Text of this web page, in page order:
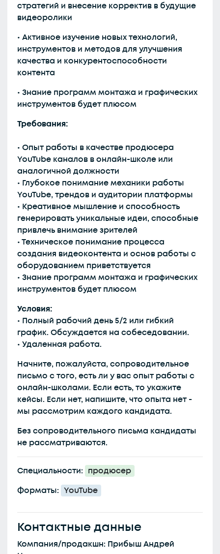
стратегий и внесение корректив в будущие
видеоролики
• Активное изучение новых технологий,
инструментов и методов для улучшения
качества и конкурентоспособности
контента
• Знание программ монтажа и графических
инструментов будет плюсом
Требования:
• Опыт работы в качестве продюсера
YouTube каналов в онлайн-школе или
аналогичной должности
• Глубокое понимание механики работы
YouTube, трендов и аудитории платформы
• Креативное мышление и способность
генерировать уникальные идеи, способные
привлечь внимание зрителей
• Техническое понимание процесса
создания видеоконтента и основ работы с
оборудованием приветствуется
• Знание программ монтажа и графических
инструментов будет плюсом
Условия:
• Полный рабочий день 5/2 или гибкий
график. Обсуждается на собеседовании.
• Удаленная работа.
Начните, пожалуйста, сопроводительное
письмо с того, есть ли у вас опыт работы с
онлайн-школами. Если есть, то укажите
кейсы. Если нет, напишите, что опыта нет -
мы рассмотрим каждого кандидата.
Без сопроводительного письма кандидаты
не рассматриваются.
Специальности: продюсер
Форматы: YouTube
Контактные данные
Компания/продакшн: Прибыш Андрей